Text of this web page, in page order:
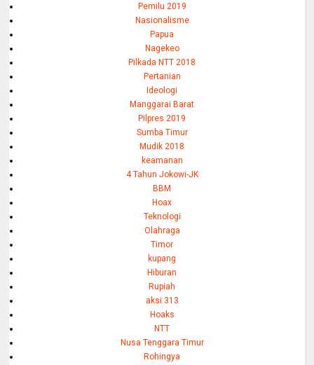
Pemilu 2019
Nasionalisme
Papua
Nagekeo
Pilkada NTT 2018
Pertanian
Ideologi
Manggarai Barat
Pilpres 2019
Sumba Timur
Mudik 2018
keamanan
4 Tahun Jokowi-JK
BBM
Hoax
Teknologi
Olahraga
Timor
kupang
Hiburan
Rupiah
aksi 313
Hoaks
NTT
Nusa Tenggara Timur
Rohingya